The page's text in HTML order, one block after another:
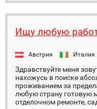
Ищу любую
Австрия Италия
Здравствуйте меня
нахожусь в поиске
проживанием за
любую страну готовую
отделочном ремонте,